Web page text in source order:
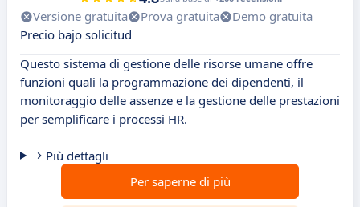
Versione gratuita Prova gratuita
Demo gratuita
Precio bajo solicitud
Questo sistema di gestione delle risorse umane offre
funzioni quali la programmazione dei dipendenti, il
monitoraggio delle assenze e la gestione delle prestazioni
per semplificare i processi HR.
Più dettagli
Per saperne di più